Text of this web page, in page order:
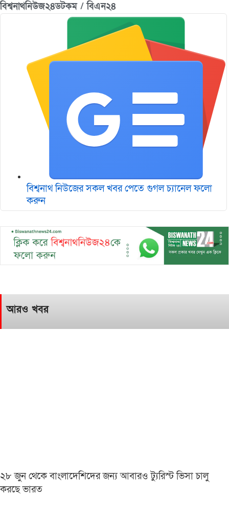
বিশ্বনাথনিউজ২৪ডটকম / বিএন২৪
বিশ্বনাথ নিউজের সকল খবর পেতে গুগল চ‌্যানেল ফলো
করুন
আরও খবর
২৮ জুন থেকে বাংলাদেশিদের জন্য আবারও ট্যুরিস্ট ভিসা চালু
করছে ভারত